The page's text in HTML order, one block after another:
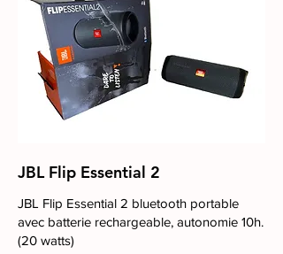
JBL Flip Essential 2
JBL Flip Essential 2 bluetooth portable
avec batterie rechargeable, autonomie 10h.
(20 watts)